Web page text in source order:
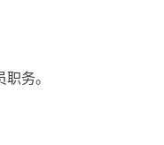
务。